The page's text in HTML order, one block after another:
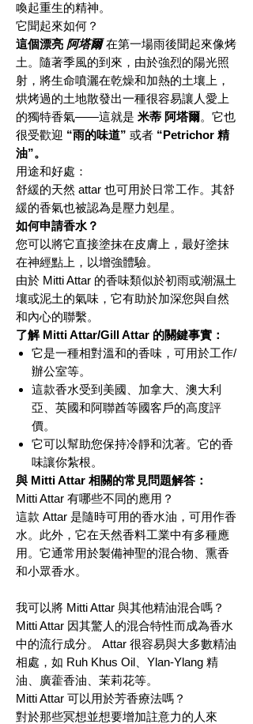
喚起重生的精神。
它聞起來如何？
這個漂亮 阿塔爾在第一場雨後聞起來像烤
土。隨著季風的到來，由於強烈的陽光照
射，將生命噴灑在乾燥和加熱的土壤上，
烘烤過的土地散發出一種很容易讓人愛上
的獨特香氣——這就是 米蒂 阿塔爾。它也
很受歡迎 “雨的味道” 或者 “Petrichor 精
油”。
用途和好處：
舒緩的天然 attar 也可用於日常工作。其舒
緩的香氣也被認為是壓力剋星。
如何申請香水？
您可以將它直接塗抹在皮膚上，最好塗抹
在神經點上，以增強體驗。
由於 Mitti Attar 的香味類似於初雨或潮濕土
壤或泥土的氣味，它有助於加深您與自然
和內心的聯繫。
了解 Mitti Attar/Gill Attar 的關鍵事實：
它是一種相對溫和的香味，可用於工作/
辦公室等。
這款香水受到美國、加拿大、澳大利
亞、英國和阿聯酋等國客戶的高度評
價。
它可以幫助您保持冷靜和沈著。它的香
味讓你紮根。
與 Mitti Attar 相關的常見問題解答：
Mitti Attar 有哪些不同的應用？
這款 Attar 是隨時可用的香水油，可用作香
水。此外，它在天然香料工業中有多種應
用。它通常用於製備神聖的混合物、熏香
和小眾香水。
我可以將 Mitti Attar 與其他精油混合嗎？
Mitti Attar 因其驚人的混合特性而成為香水
中的流行成分。 Attar 很容易與大多數精油
相處，如 Ruh Khus Oil、Ylan-Ylang 精
油、廣藿香油、茉莉花等。
Mitti Attar 可以用於芳香療法嗎？
對於那些冥想並想要增加註意力的人來